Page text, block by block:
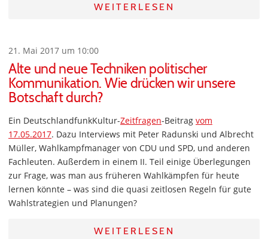
WEITERLESEN
21. Mai 2017 um 10:00
Alte und neue Techniken politischer
Kommunikation. Wie drücken wir unsere
Botschaft durch?
Ein DeutschlandfunkKultur-Zeitfragen-Beitrag vom
17.05.2017. Dazu Interviews mit Peter Radunski und Albrecht
Müller, Wahlkampfmanager von CDU und SPD, und anderen
Fachleuten. Außerdem in einem II. Teil einige Überlegungen
zur Frage, was man aus früheren Wahlkämpfen für heute
lernen könnte – was sind die quasi zeitlosen Regeln für gute
Wahlstrategien und Planungen?
WEITERLESEN